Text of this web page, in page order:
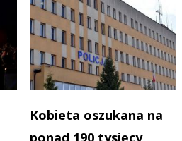
Kobieta oszukana na
ponad 190 tysięcy